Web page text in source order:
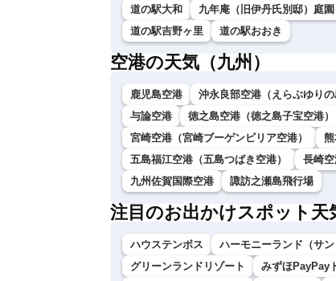
道の駅大和
九年庵（旧伊丹氏別邸）庭園
道の駅吉野ヶ里
道の駅おおき
空港の天気（九州）
鹿児島空港 沖永良部空港（えらぶゆりの
与論空港
徳之島空港（徳之島子宝空港）
宮崎空港（宮崎ブーゲンビリア空港）
熊
五島福江空港（五島つばき空港）
長崎
九州佐賀国際空港
諏訪之瀬島飛行場
注目のお出かけスポット天
ハウステンボス ハーモニーランド（サン
グリーンランドリゾート
みずほPayPay